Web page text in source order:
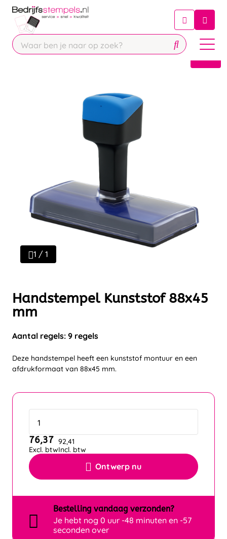
Chatbot
Chat 24/7 met onze chatbot voor
Contact
1 / 1
Handstempel Kunststof 88x45
mm
Aantal regels: 9 regels
Deze handstempel heeft een kunststof montuur en een
afdrukformaat van 88x45 mm.
Ontwerp nu
76,37
Excl. btw
92,41
Incl. btw
Bestelling vandaag verzonden?
Je hebt nog 0 uur -48 minuten en -57
seconden over